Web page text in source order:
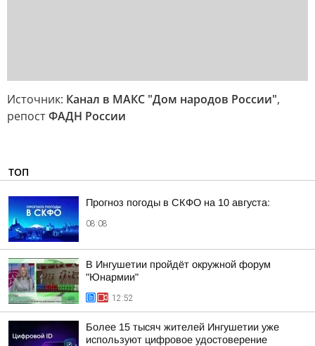
Источник: Канал в МАКС "Дом народов России",
репостФАДН России
ТОП
Прогноз погоды в СКФО на 10 августа:
08:08
В Ингушетии пройдёт окружной форум
"Юнармии"
12:52
Более 15 тысяч жителей Ингушетии уже
используют цифровое удостоверение